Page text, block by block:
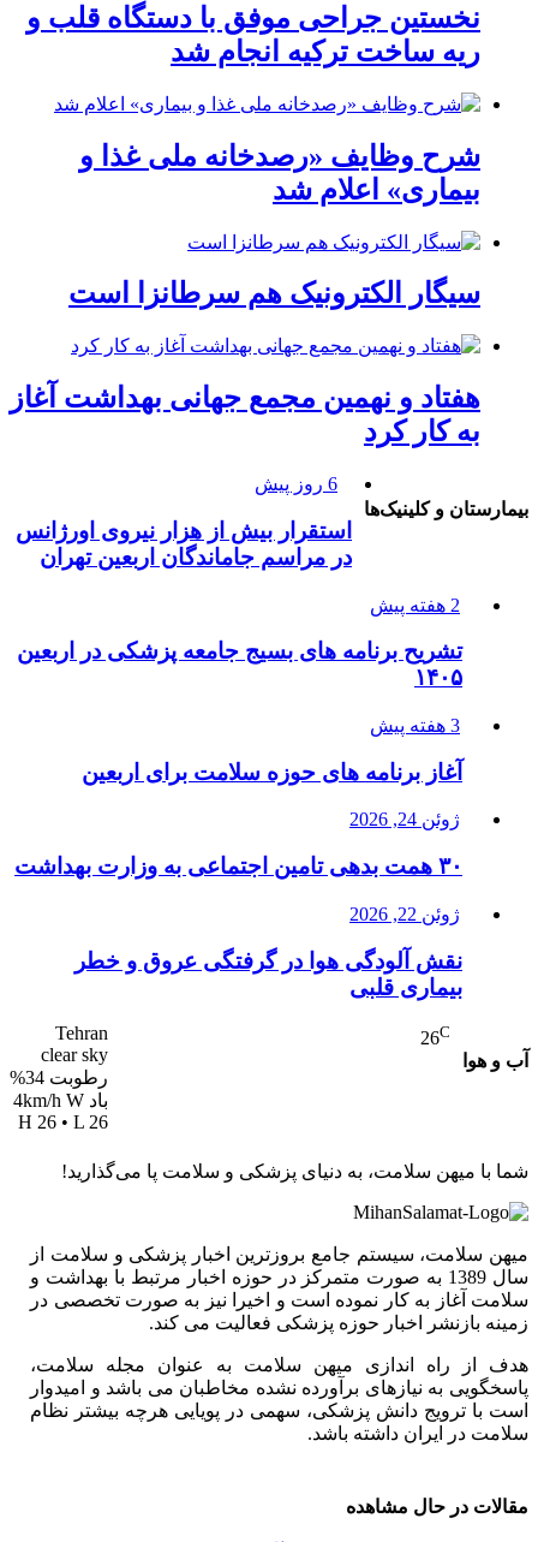
نخستین جراحی موفق با دستگاه قلب و
ریه ساخت ترکیه انجام شد
شرح وظایف «رصدخانه ملی غذا و
بیماری» اعلام شد
سیگار الکترونیک هم سرطانزا است
هفتاد و نهمین مجمع جهانی بهداشت آغاز
به کار کرد
بیمارستان و کلینیک‌ها
6 روز پیش
استقرار بیش از هزار نیروی اورژانس
در مراسم جاماندگان اربعین تهران
2 هفته پیش
تشریح برنامه های بسیج جامعه پزشکی در اربعین
۱۴۰۵
3 هفته پیش
آغاز برنامه های حوزه سلامت برای اربعین
ژوئن 24, 2026
۳۰ همت بدهی تامین اجتماعی به وزارت بهداشت
ژوئن 22, 2026
نقش آلودگی هوا در گرفتگی عروق و خطر
بیماری قلبی
آب و هوا
26C
Tehran
clear sky
رطوبت 34%
باد 4km/h W
H 26 • L 26
شما با میهن سلامت، به دنیای پزشکی و سلامت پا می‌گذارید!
میهن سلامت، سیستم جامع بروزترین اخبار پزشکی و سلامت از
سال 1389 به صورت متمرکز در حوزه اخبار مرتبط با بهداشت و
سلامت آغاز به کار نموده است و اخیرا نیز به صورت تخصصی در
زمینه بازنشر اخبار حوزه پزشکی فعالیت می کند.
هدف از راه اندازی میهن سلامت به عنوان مجله سلامت،
پاسخگویی به نیازهای برآورده نشده مخاطبان می باشد و امیدوار
است با ترویج دانش پزشکی، سهمی در پویایی هرچه بیشتر نظام
سلامت در ایران داشته باشد.
مقالات در حال مشاهده